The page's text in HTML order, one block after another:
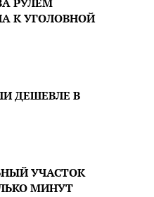
К УГОЛОВНОЙ
ДЕШЕВЛЕ В
УЧАСТОК
МИНУТ